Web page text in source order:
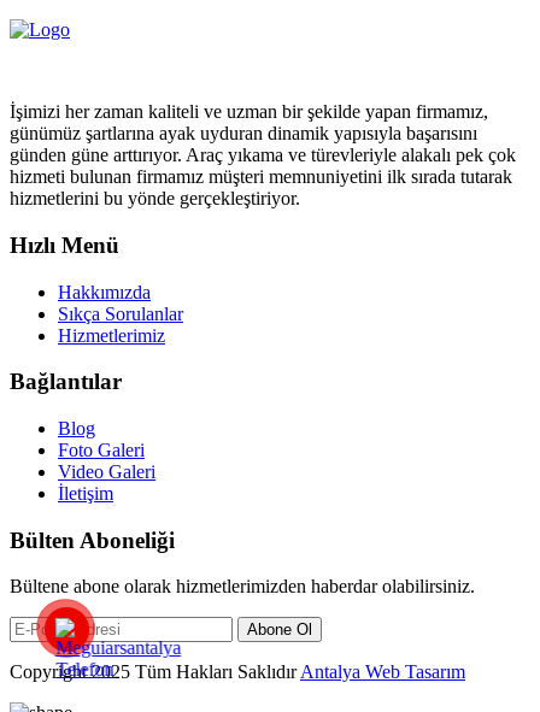
İşimizi her zaman kaliteli ve uzman bir şekilde yapan firmamız,
günümüz şartlarına ayak uyduran dinamik yapısıyla başarısını
günden güne arttırıyor. Araç yıkama ve türevleriyle alakalı pek çok
hizmeti bulunan firmamız müşteri memnuniyetini ilk sırada tutarak
hizmetlerini bu yönde gerçekleştiriyor.
Hızlı Menü
Hakkımızda
Sıkça Sorulanlar
Hizmetlerimiz
Bağlantılar
Blog
Foto Galeri
Video Galeri
İletişim
Bülten Aboneliği
Bültene abone olarak hizmetlerimizden haberdar olabilirsiniz.
Abone Ol
Copyright 2025 Tüm Hakları SaklıdırAntalya Web Tasarım